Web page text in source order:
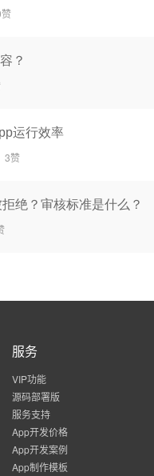
？
运行效率
3赞
绝？审核标准是什么？
服务
VIP功能
源码部署版
服务支持
App开发价格
App开发案例
App制作模板